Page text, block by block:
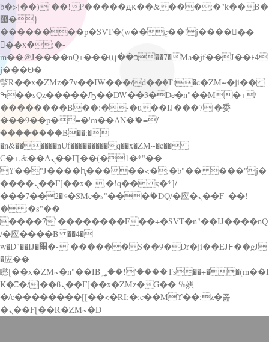
b�>j��)΄��!P�����ԫ��&���;�"k��B�
޶�}
��������p�SVT�(w��ę��!j������
��x�;�-
m��@J����nQ+���պ��כ��7�Ma�jf��J��ͱ4
j���Ѳ�
撆R��x�ZMz�7v��IW���/d��ٞ�Тז�c�ZM~�ji��
ߒ��sQz�����Ԡ��DW��3�De�n"��M�+/
��������B��:�-�u��IJ���7j�委
���9��p�=�'m��AN�ޭ�=/
��������B��:�-
�n&������nUf���������q��x�ZM~�c��
Ϲ�+,&��Ὰܢ��F[��(�1�*"��
ϒ��"J����ԧ�����<�;�b"�� ���"j�
����ܢ��F[��x� ,�!q�� қ�*]/
���؝�2��7�SMc�s"���ޭ�DQ/�应�ܢ��F_��!
� :�s"��
����7`��������F��+�SVT�n"��IJ����nQ
/�应����B ��4�
w�D"��IJ�׭�-`������S��9�Dr�ji��EJ߅��gJ
�应��
矁[��x�ZM~�n"��IB؃��!'����Тѕ��+��(m��I
K�ʭ�/|��ϐܢ��F[��x�ZMz�G�� %嬩
�/c��������[[��<�RI:�:c��MΎ��:z�졾
�ܢ��F[��R�ZM~�D
down